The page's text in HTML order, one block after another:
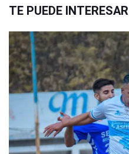
TE PUEDE INTERESAR